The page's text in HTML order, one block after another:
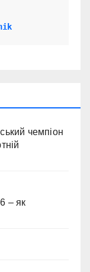
чемпіон
– як